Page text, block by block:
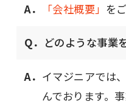
A． 「会社概要」 を
Q． どのような事業
A． イマジニアでは
んでおります。